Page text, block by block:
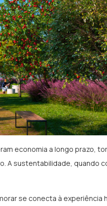
economia a longo prazo,
A sustentabilidade, quando
se conecta à experiência